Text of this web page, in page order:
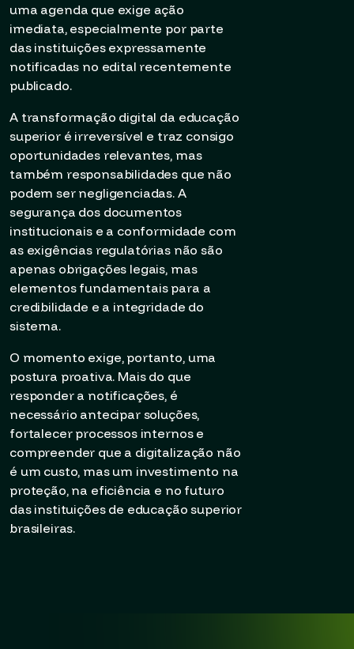
uma agenda que exige ação
imediata, especialmente por parte
das instituições expressamente
notificadas no edital recentemente
publicado.
A transformação digital da educação
superior é irreversível e traz consigo
oportunidades relevantes, mas
também responsabilidades que não
podem ser negligenciadas. A
segurança dos documentos
institucionais e a conformidade com
as exigências regulatórias não são
apenas obrigações legais, mas
elementos fundamentais para a
credibilidade e a integridade do
sistema.
O momento exige, portanto, uma
postura proativa. Mais do que
responder a notificações, é
necessário antecipar soluções,
fortalecer processos internos e
compreender que a digitalização não
é um custo, mas um investimento na
proteção, na eficiência e no futuro
das instituições de educação superior
brasileiras.